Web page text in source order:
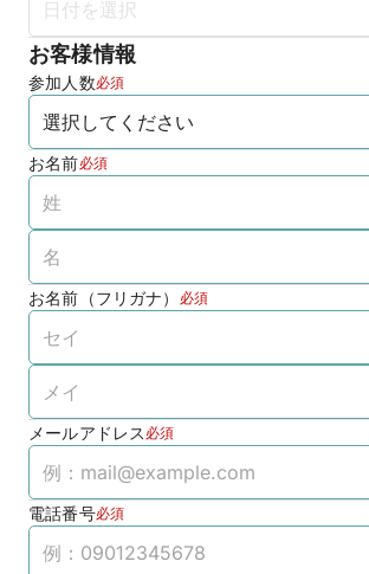
お客様情報
参加人数必須
お名前必須
お名前（フリガナ） 必須
メールアドレス 必須
電話番号必須